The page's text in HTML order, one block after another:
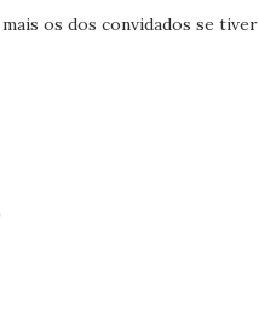
os dos convidados se tiver